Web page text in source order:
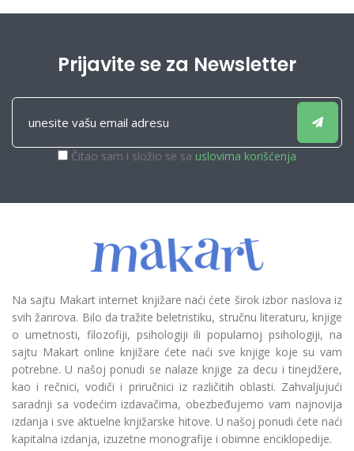
Prijavite se za Newsletter
Čitao sam i složio se sa uslovima korišćenja
Na sajtu Makart internet knjižare naći ćete širok izbor naslova iz
svih žanrova. Bilo da tražite beletristiku, stručnu literaturu, knjige
o umetnosti, filozofiji, psihologiji ili popularnoj psihologiji, na
sajtu Makart online knjižare ćete naći sve knjige koje su vam
potrebne. U našoj ponudi se nalaze knjige za decu i tinejdžere,
kao i rečnici, vodiči i priručnici iz različitih oblasti. Zahvaljujući
saradnji sa vodećim izdavačima, obezbeđujemo vam najnovija
izdanja i sve aktuelne knjižarske hitove. U našoj ponudi ćete naći
kapitalna izdanja, izuzetne monografije i obimne enciklopedije.